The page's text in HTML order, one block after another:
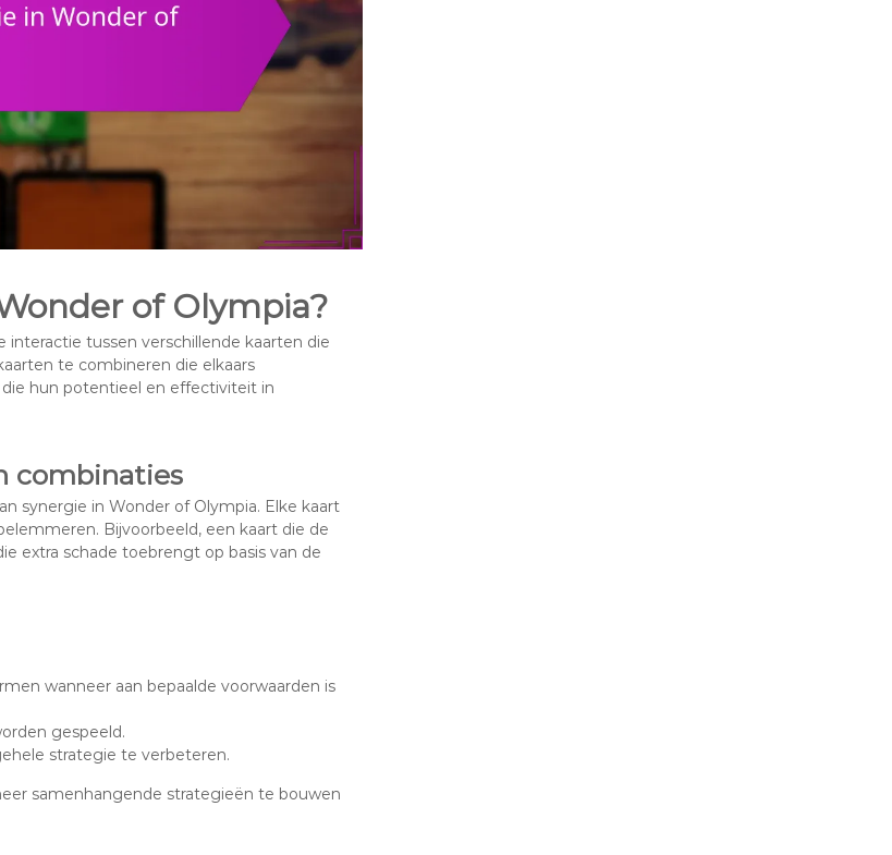
of Olympia?
tussen verschillende kaarten die
te combineren die elkaars
hun potentieel en effectiviteit in
combinaties
synergie in Wonder of Olympia. Elke kaart
Bijvoorbeeld, een kaart die de
extra schade toebrengt op basis van de
wanneer aan bepaalde voorwaarden is
gespeeld.
strategie te verbeteren.
samenhangende strategieën te bouwen